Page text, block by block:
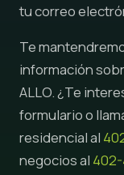
tu correo
Te
información
ALLO. ¿Te
formulario o
residencial al
negocios al